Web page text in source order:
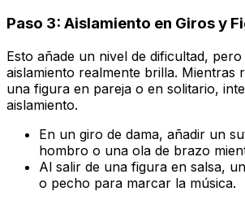
Paso 3: Aislamiento en Giros y
Esto añade un nivel de dificultad,
aislamiento realmente brilla. Mientras
una figura en pareja o en solitario,
aislamiento.
En un giro de dama, añadir un
hombro o una ola de brazo
Al salir de una figura en salsa,
o pecho para marcar la música.